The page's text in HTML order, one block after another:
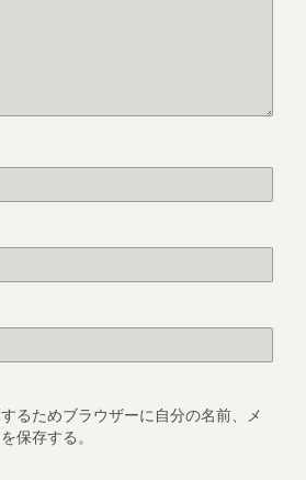
るためブラウザーに自分の名前、メ
保存する。